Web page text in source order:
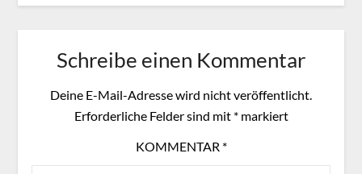
Schreibe einen Kommentar
Deine E-Mail-Adresse wird nicht veröffentlicht.
Erforderliche Felder sind mit *markiert
KOMMENTAR *